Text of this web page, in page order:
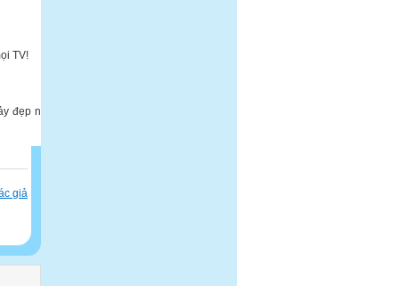
TV!
đẹp nhất,
giả